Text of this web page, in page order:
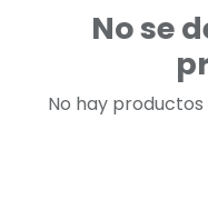
No se
No hay